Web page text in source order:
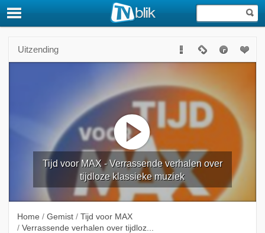
Uitzending
Tijd voor MAX - Verrassende verhalen over
tijdloze klassieke muziek
Home / Gemist / Tijd voor MAX
/ Verrassende verhalen over tijdloz...